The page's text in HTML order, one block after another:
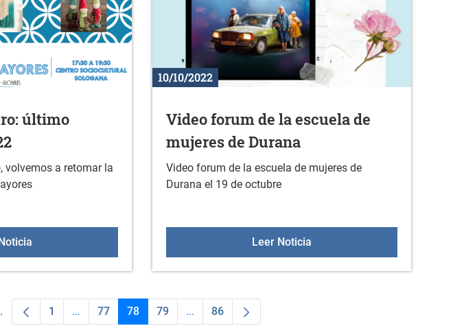
último
volvemos a retomar la
10/10/2022
Video forum de la escuela de
mujeres de Durana
Video forum de la escuela de mujeres de
Durana el 19 de octubre
Leer Noticia
Página
1 ...Páginas intermedias Use TAB para desplazarse.
Página
77 Página
78 Página
79 ...Páginas intermedias Use TAB para desplazarse.
Página
86